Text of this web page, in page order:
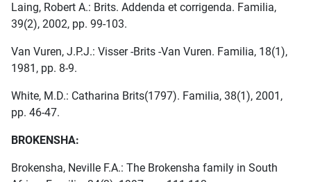
Laing, Robert A.: Brits. Addenda et corrigenda. Familia,
39(2), 2002, pp. 99-103.
Van Vuren, J.P.J.: Visser -Brits -Van Vuren. Familia, 18(1),
1981, pp. 8-9.
White, M.D.: Catharina Brits(1797). Familia, 38(1), 2001,
pp. 46-47.
BROKENSHA:
Brokensha, Neville F.A.: The Brokensha family in South